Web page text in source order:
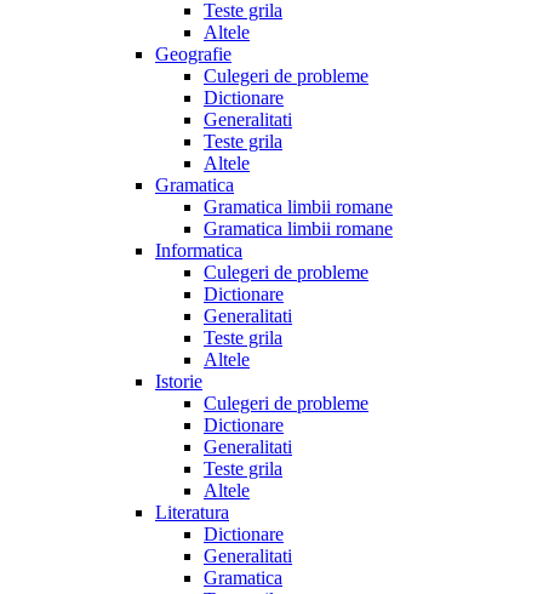
Teste grila
Altele
Geografie
Culegeri de probleme
Dictionare
Generalitati
Teste grila
Altele
Gramatica
Gramatica limbii romane
Gramatica limbii romane
Informatica
Culegeri de probleme
Dictionare
Generalitati
Teste grila
Altele
Istorie
Culegeri de probleme
Dictionare
Generalitati
Teste grila
Altele
Literatura
Dictionare
Generalitati
Gramatica